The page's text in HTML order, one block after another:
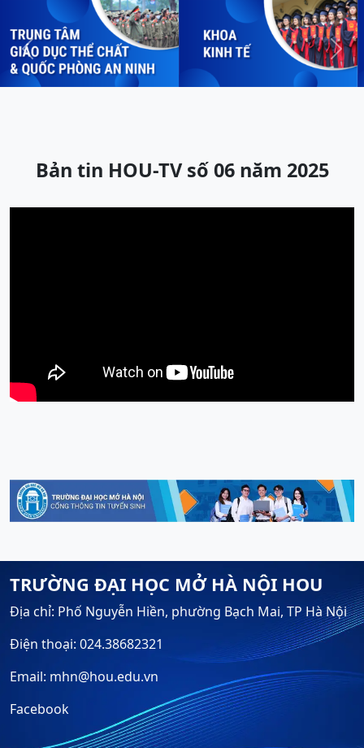
Previous Next
Bản tin HOU-TV số 06 năm 2025
TRƯỜNG ĐẠI HỌC MỞ HÀ NỘI HOU
Địa chỉ: Phố Nguyễn Hiền, phường Bạch Mai, TP Hà Nội
Điện thoại: 024.38682321
Email: mhn@hou.edu.vn
Facebook